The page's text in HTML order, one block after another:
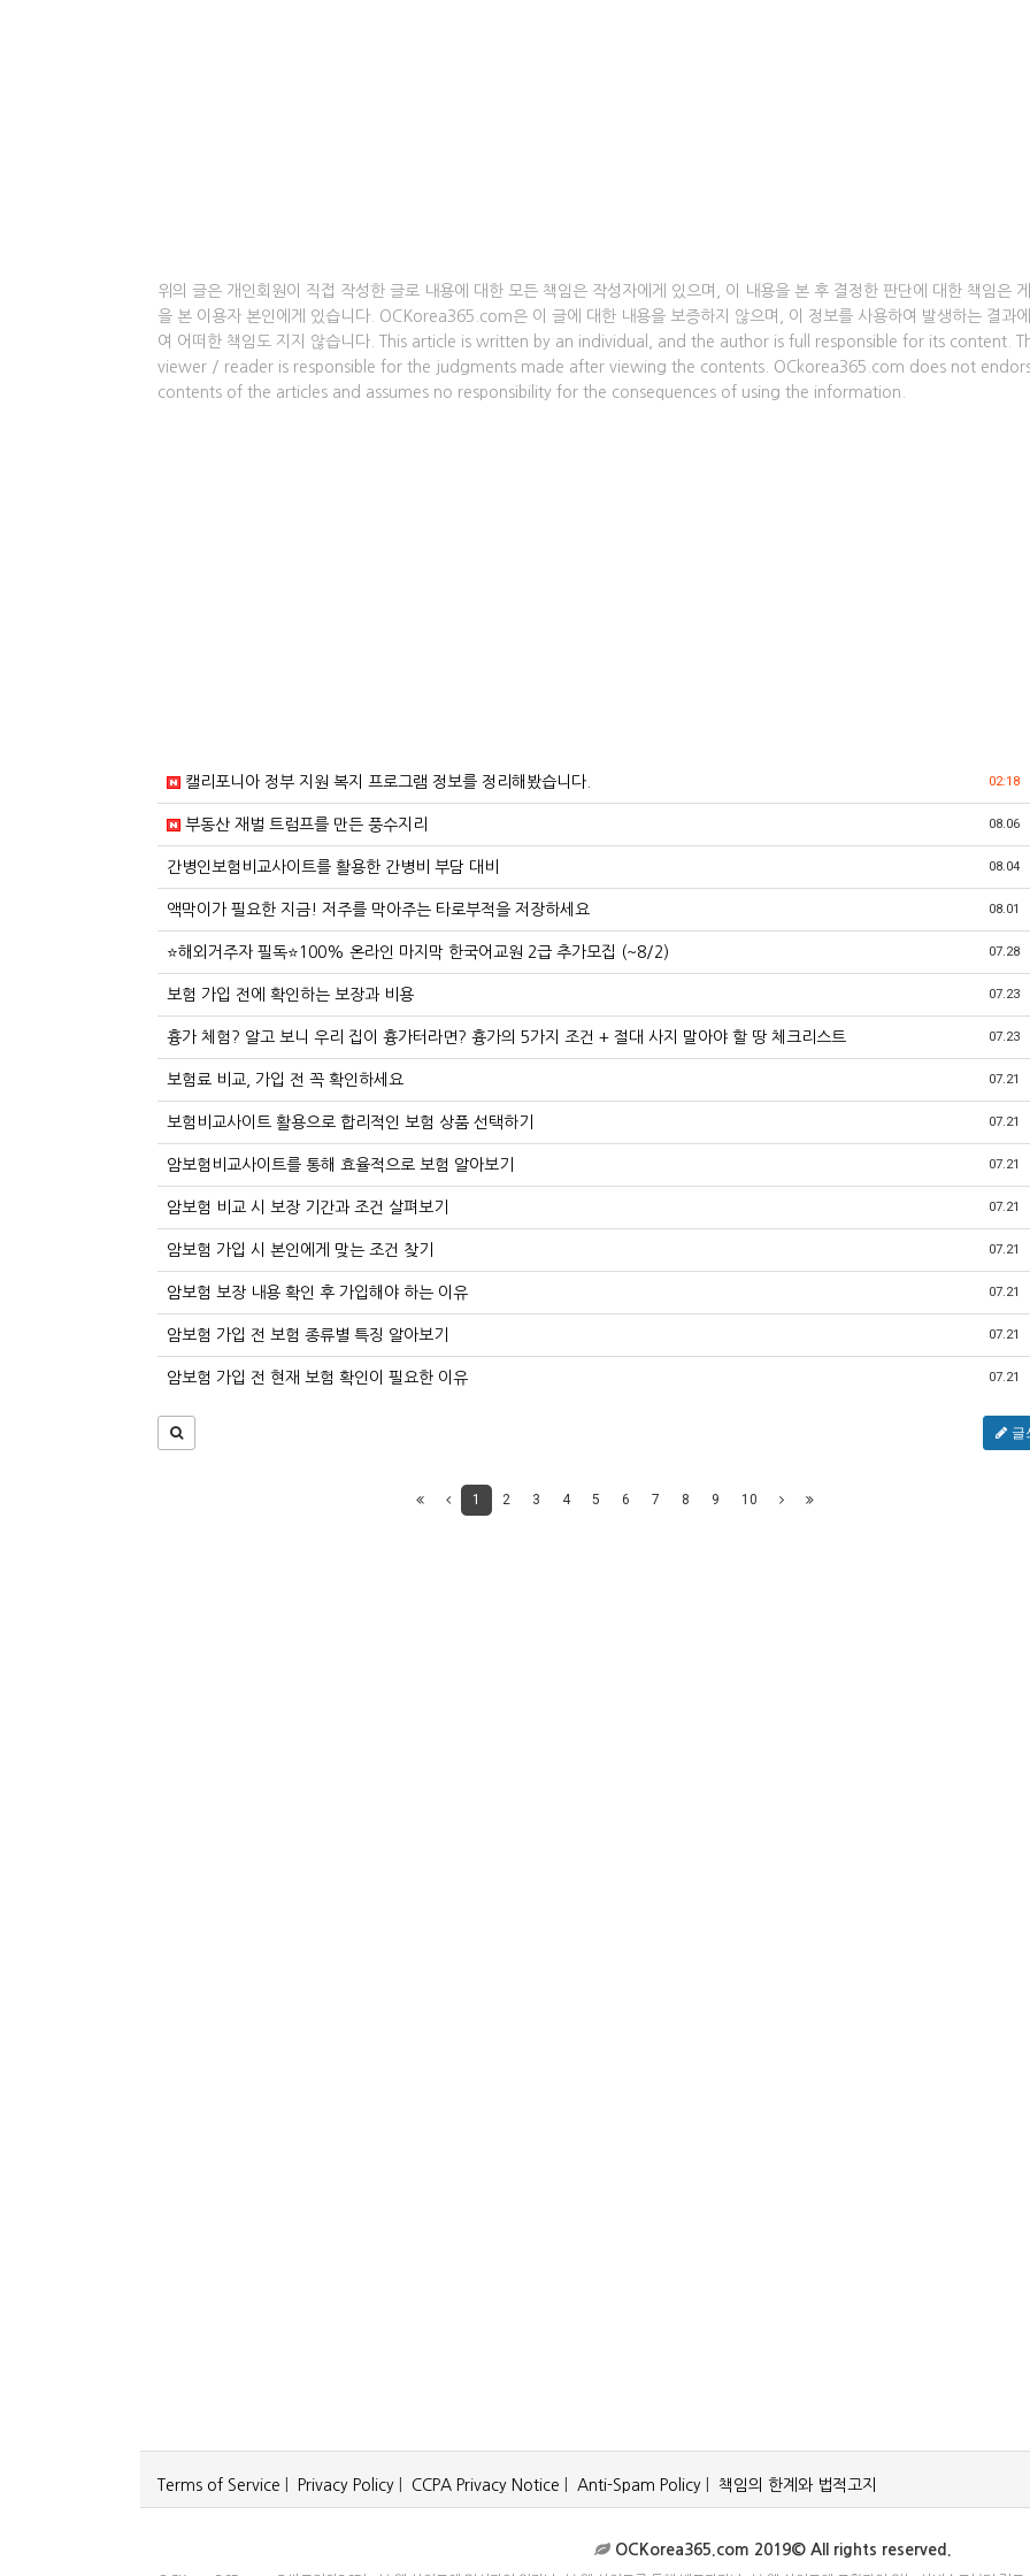
위의 글은 개인회원이 직접 작성한 글로 내용에 대한 모든 책임은 작성자에게 있으며, 이 내용을 본 후 결정한 판단에 대한 책임은
을 본 이용자 본인에게 있습니다. OCKorea365.com은 이 글에 대한 내용을 보증하지 않으며, 이 정보를 사용하여 발생하는 결과
여 어떠한 책임도 지지 않습니다. This article is written by an individual, and the author is full responsible for its content.
viewer / reader is responsible for the judgments made after viewing the contents. OCkorea365.com does not
contents of the articles and assumes no responsibility for the consequences of using the information.
캘리포니아 정부 지원 복지 프로그램 정보를 정리해봤습니다. 02:18
부동산 재벌 트럼프를 만든 풍수지리 08.06
간병인보험비교사이트를 활용한 간병비 부담 대비 08.04
액막이가 필요한 지금! 저주를 막아주는 타로부적을 저장하세요 08.01
⭐해외거주자 필독⭐100% 온라인 마지막 한국어교원 2급 추가모집 (~8/2) 07.28
보험 가입 전에 확인하는 보장과 비용 07.23
흉가 체험? 알고 보니 우리 집이 흉가터라면? 흉가의 5가지 조건 + 절대 사지 말아야 할 땅 체크리스트 07.23
보험료 비교, 가입 전 꼭 확인하세요 07.21
보험비교사이트 활용으로 합리적인 보험 상품 선택하기 07.21
암보험비교사이트를 통해 효율적으로 보험 알아보기 07.21
암보험 비교 시 보장 기간과 조건 살펴보기 07.21
암보험 가입 시 본인에게 맞는 조건 찾기 07.21
암보험 보장 내용 확인 후 가입해야 하는 이유 07.21
암보험 가입 전 보험 종류별 특징 알아보기 07.21
암보험 가입 전 현재 보험 확인이 필요한 이유 07.21
글
1 2 3 4 5 6 7 8 9 10
Terms of Service Privacy Policy CCPA Privacy Notice Anti-Spam Policy 책임의 한계와 법적고지
OCKorea365.com 2019© All rights reserved.